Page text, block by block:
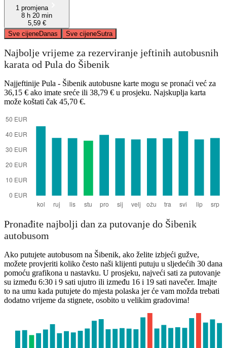
1 promjena
8 h 20 min
5,59 €
Sve cijeneDanas Sve cijeneSutra
Najbolje vrijeme za rezerviranje jeftinih autobusnih
karata od Pula do Šibenik
Najjeftinije Pula - Šibenik autobusne karte mogu se pronaći već za
36,15 € ako imate sreće ili 38,79 € u prosjeku. Najskuplja karta
može koštati čak 45,70 €.
Pronađite najbolji dan za putovanje do Šibenik
autobusom
Ako putujete autobusom na Šibenik, ako želite izbjeći gužve,
možete provjeriti koliko često naši klijenti putuju u sljedećih 30 dana
pomoću grafikona u nastavku. U prosjeku, najveći sati za putovanje
su između 6:30 i 9 sati ujutro ili između 16 i 19 sati navečer. Imajte
to na umu kada putujete do mjesta polaska jer će vam možda trebati
dodatno vrijeme da stignete, osobito u velikim gradovima!